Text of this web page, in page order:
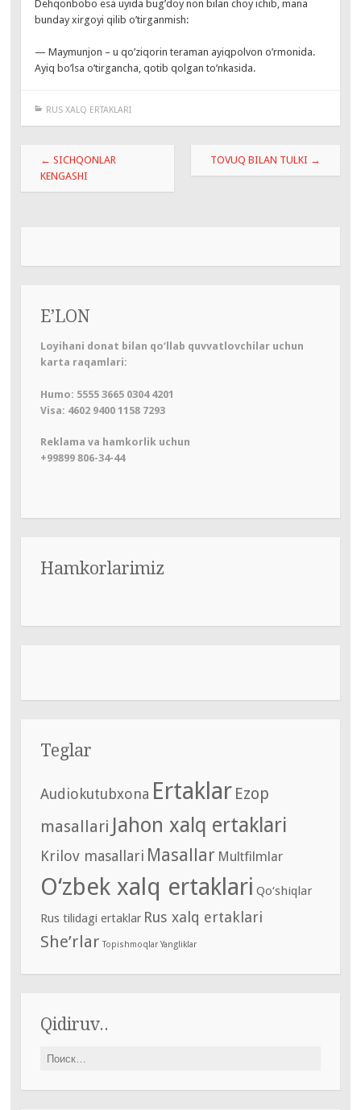
Dehqonbobo esa uyida bug’doy non bilan choy ichib, mana
bunday xirgoyi qilib o’tirganmish:
— Maymunjon – u qo’ziqorin teraman ayiqpolvon o’rmonida.
Ayiq bo’lsa o’tirgancha, qotib qolgan to’nkasida.
RUS XALQ ERTAKLARI
Навигация
← SICHQONLAR
KENGASHI
TOVUQ BILAN TULKI →
E’LON
Loyihani donat bilan qo‘llab quvvatlovchilar uchun
karta raqamlari:
Humo: 5555 3665 0304 4201
Visa: 4602 9400 1158 7293
Reklama va hamkorlik uchun
+99899 806-34-44
Hamkorlarimiz
Teglar
Audiokutubxona Ertaklar Ezop
masallari Jahon xalq ertaklari
Krilov masallari Masallar Multfilmlar
O‘zbek xalq ertaklari Qo‘shiqlar
Rus tilidagi ertaklar Rus xalq ertaklari
She’rlar Topishmoqlar Yangliklar
Qidiruv..
Найти: